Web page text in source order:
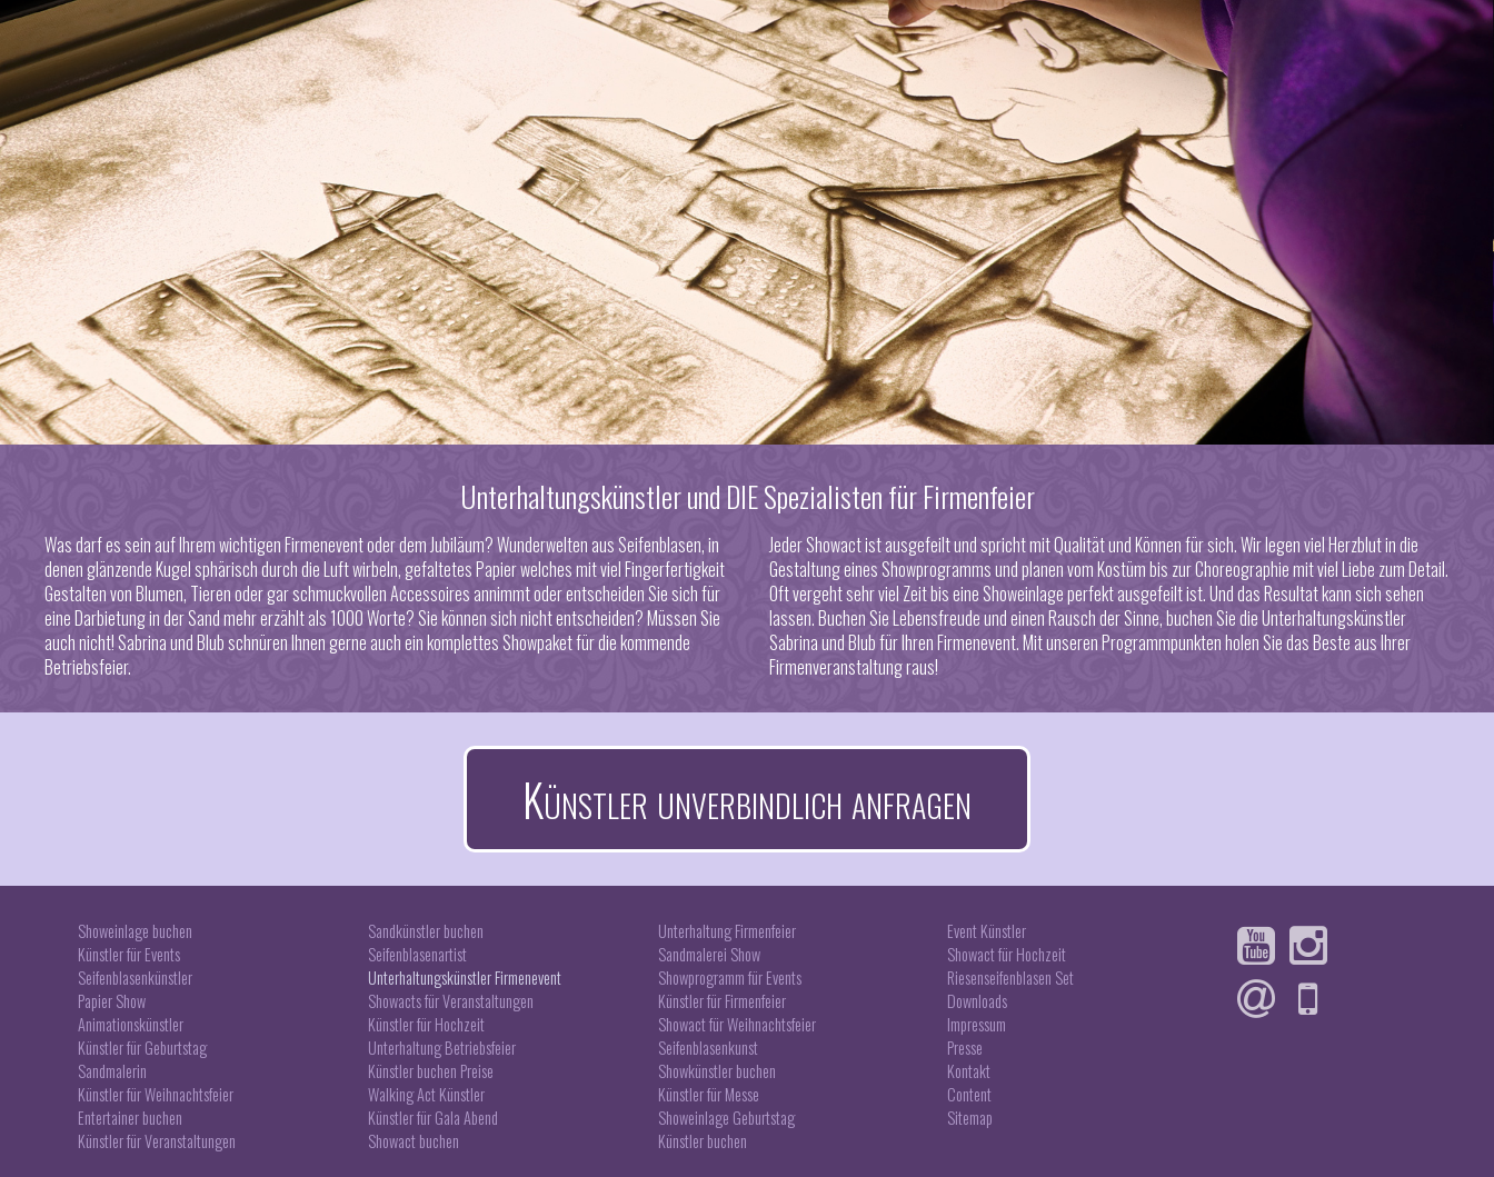
Unterhaltungskünstler und DIE Spezialisten für Firmenfeier
Was darf es sein auf Ihrem wichtigen Firmenevent oder dem Jubiläum? Wunderwelten aus Seifenblasen, in
denen glänzende Kugel sphärisch durch die Luft wirbeln, gefaltetes Papier welches mit viel Fingerfertigkeit
Gestalten von Blumen, Tieren oder gar schmuckvollen Accessoires annimmt oder entscheiden Sie sich für
eine Darbietung in der Sand mehr erzählt als 1000 Worte? Sie können sich nicht entscheiden? Müssen Sie
auch nicht! Sabrina und Blub schnüren Ihnen gerne auch ein komplettes Showpaket für die kommende
Betriebsfeier.
Jeder Showact ist ausgefeilt und spricht mit Qualität und Können für sich. Wir legen viel Herzblut in die
Gestaltung eines Showprogramms und planen vom Kostüm bis zur Choreographie mit viel Liebe zum Detail.
Oft vergeht sehr viel Zeit bis eine Showeinlageperfekt ausgefeilt ist. Und das Resultat kann sich sehen
lassen. Buchen Sie Lebensfreude und einen Rausch der Sinne, buchen Sie die Unterhaltungskünstler
Sabrina und Blub für Ihren Firmenevent. Mit unseren Programmpunkten holen Sie das Beste aus Ihrer
Firmenveranstaltung raus!
Künstler unverbindlich anfragen
Showeinlage buchen
Künstler für Events
Seifenblasenkünstler
Papier Show
Animationskünstler
Künstler für Geburtstag
Sandmalerin
Künstler für Weihnachtsfeier
Entertainer buchen
Künstler für Veranstaltungen
Sandkünstler buchen
Seifenblasenartist
Unterhaltungskünstler Firmenevent
Showacts für Veranstaltungen
Künstler für Hochzeit
Unterhaltung Betriebsfeier
Künstler buchen Preise
Walking Act Künstler
Künstler für Gala Abend
Showact buchen
Unterhaltung Firmenfeier
Sandmalerei Show
Showprogramm für Events
Künstler für Firmenfeier
Showact für Weihnachtsfeier
Seifenblasenkunst
Showkünstler buchen
Künstler für Messe
Showeinlage Geburtstag
Künstler buchen
Event Künstler
Showact für Hochzeit
Riesenseifenblasen Set
Downloads
Impressum
Presse
Kontakt
Content
Sitemap